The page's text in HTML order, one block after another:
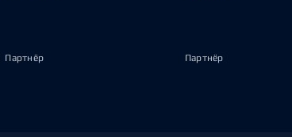
Партнёр Партнёр